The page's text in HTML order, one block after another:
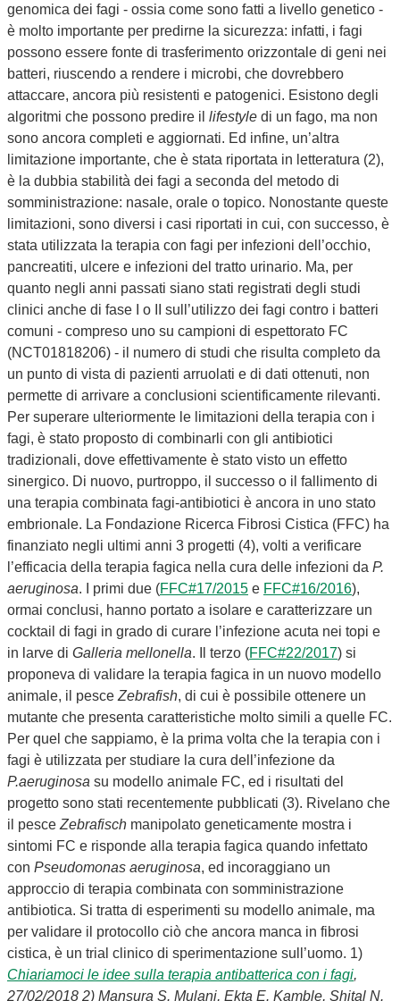
genomica dei fagi - ossia come sono fatti a livello genetico -
è molto importante per predirne la sicurezza: infatti, i fagi
possono essere fonte di trasferimento orizzontale di geni nei
batteri, riuscendo a rendere i microbi, che dovrebbero
attaccare, ancora più resistenti e patogenici. Esistono degli
algoritmi che possono predire il lifestyle di un fago, ma non
sono ancora completi e aggiornati. Ed infine, un’altra
limitazione importante, che è stata riportata in letteratura (2),
è la dubbia stabilità dei fagi a seconda del metodo di
somministrazione: nasale, orale o topico. Nonostante queste
limitazioni, sono diversi i casi riportati in cui, con successo, è
stata utilizzata la terapia con fagi per infezioni dell’occhio,
pancreatiti, ulcere e infezioni del tratto urinario. Ma, per
quanto negli anni passati siano stati registrati degli studi
clinici anche di fase I o II sull’utilizzo dei fagi contro i batteri
comuni - compreso uno su campioni di espettorato FC
(NCT01818206) - il numero di studi che risulta completo da
un punto di vista di pazienti arruolati e di dati ottenuti, non
permette di arrivare a conclusioni scientificamente rilevanti.
Per superare ulteriormente le limitazioni della terapia con i
fagi, è stato proposto di combinarli con gli antibiotici
tradizionali, dove effettivamente è stato visto un effetto
sinergico. Di nuovo, purtroppo, il successo o il fallimento di
una terapia combinata fagi-antibiotici è ancora in uno stato
embrionale. La Fondazione Ricerca Fibrosi Cistica (FFC) ha
finanziato negli ultimi anni 3 progetti (4), volti a verificare
l’efficacia della terapia fagica nella cura delle infezioni da P.
aeruginosa. I primi due (FFC#17/2015 e FFC#16/2016),
ormai conclusi, hanno portato a isolare e caratterizzare un
cocktail di fagi in grado di curare l’infezione acuta nei topi e
in larve di Galleria mellonella. Il terzo (FFC#22/2017) si
proponeva di validare la terapia fagica in un nuovo modello
animale, il pesce Zebrafish, di cui è possibile ottenere un
mutante che presenta caratteristiche molto simili a quelle FC.
Per quel che sappiamo, è la prima volta che la terapia con i
fagi è utilizzata per studiare la cura dell’infezione da
P.aeruginosa su modello animale FC, ed i risultati del
progetto sono stati recentemente pubblicati (3). Rivelano che
il pesce Zebrafisch manipolato geneticamente mostra i
sintomi FC e risponde alla terapia fagica quando infettato
con Pseudomonas aeruginosa, ed incoraggiano un
approccio di terapia combinata con somministrazione
antibiotica. Si tratta di esperimenti su modello animale, ma
per validare il protocollo ciò che ancora manca in fibrosi
cistica, è un trial clinico di sperimentazione sull’uomo. 1)
Chiariamoci le idee sulla terapia antibatterica con i fagi,
27/02/2018 2) Mansura S. Mulani, Ekta E. Kamble, Shital N.